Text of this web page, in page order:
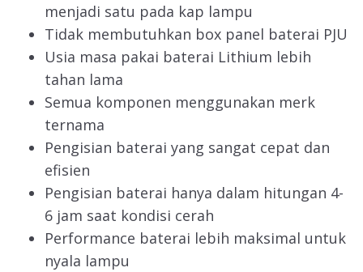
menjadi satu pada kap lampu
Tidak membutuhkan box panel baterai PJU
Usia masa pakai baterai Lithium lebih
tahan lama
Semua komponen menggunakan merk
ternama
Pengisian baterai yang sangat cepat dan
efisien
Pengisian baterai hanya dalam hitungan 4-
6 jam saat kondisi cerah
Performance baterai lebih maksimal untuk
nyala lampu